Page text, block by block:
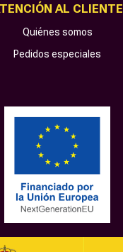
AL CLIENTE
Quiénes somos
Pedidos especiales